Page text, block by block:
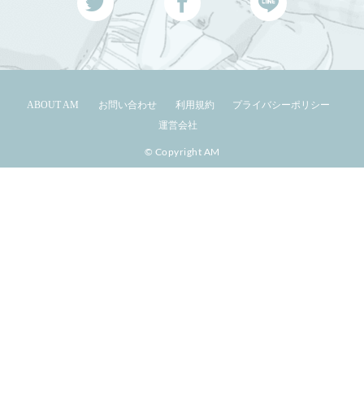
ABOUT AM お問い合わせ 利用規約
プライバシーポリシー
運営会社
© Copyright AM